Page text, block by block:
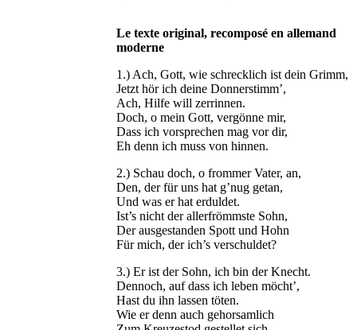
Le texte original, recomposé en allemand
moderne
1.) Ach, Gott, wie schrecklich ist dein Grimm,
Jetzt hör ich deine Donnerstimm’,
Ach, Hilfe will zerrinnen.
Doch, o mein Gott, vergönne mir,
Dass ich vorsprechen mag vor dir,
Eh denn ich muss von hinnen.
2.) Schau doch, o frommer Vater, an,
Den, der für uns hat g’nug getan,
Und was er hat erduldet.
Ist’s nicht der allerfrömmste Sohn,
Der ausgestanden Spott und Hohn
Für mich, der ich’s verschuldet?
3.) Er ist der Sohn, ich bin der Knecht.
Dennoch, auf dass ich leben möcht’,
Hast du ihn lassen töten.
Wie er denn auch gehorsamlich